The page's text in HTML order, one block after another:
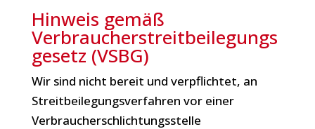
Hinweis gemäß
Verbraucherstreitbeilegungs
gesetz (VSBG)
Wir sind nicht bereit und verpflichtet, an
Streitbeilegungsverfahren vor einer
Verbraucherschlichtungsstelle